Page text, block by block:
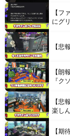
【フ
にグ
【悲
【朗
『ク
【悲
楽し
【期